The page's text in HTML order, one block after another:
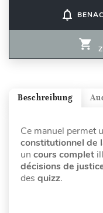
notifications_none
Beschreibung
Ce manuel permet
constitutionnel de
un cours complet
décisions de
des quizz.